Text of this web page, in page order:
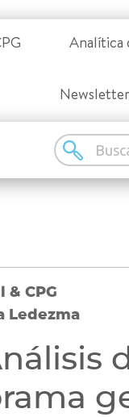
Analítica
Newsletter
& CPG
Ledezma